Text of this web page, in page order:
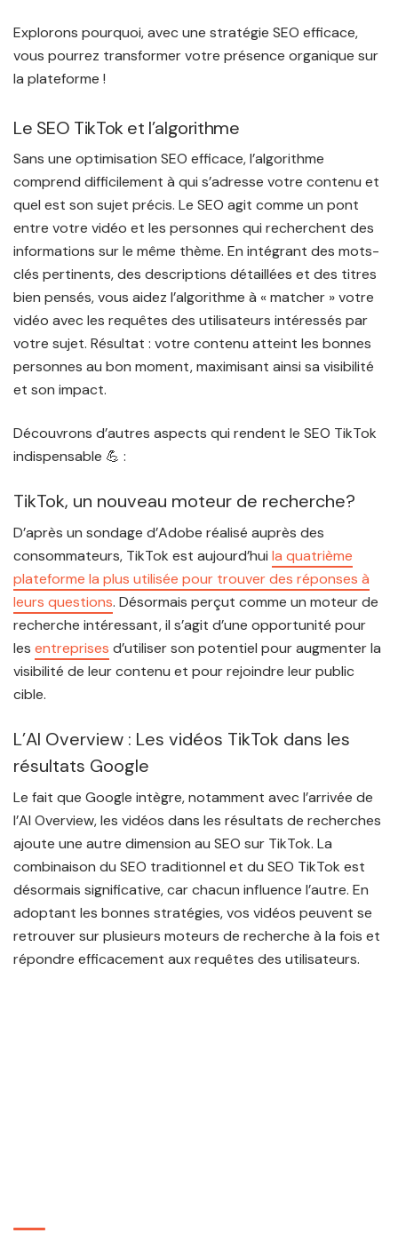
Explorons pourquoi, avec une stratégie SEO efficace,
vous pourrez transformer votre présence organique sur
la plateforme !
Le SEO TikTok et l’algorithme
Sans une optimisation SEO efficace, l’algorithme
comprend difficilement à qui s’adresse votre contenu et
quel est son sujet précis. Le SEO agit comme un pont
entre votre vidéo et les personnes qui recherchent des
informations sur le même thème. En intégrant des mots-
clés pertinents, des descriptions détaillées et des titres
bien pensés, vous aidez l’algorithme à « matcher » votre
vidéo avec les requêtes des utilisateurs intéressés par
votre sujet. Résultat : votre contenu atteint les bonnes
personnes au bon moment, maximisant ainsi sa visibilité
et son impact.
Découvrons d’autres aspects qui rendent le SEO TikTok
indispensable 💪 :
TikTok, un nouveau moteur de recherche?
D’après un sondage d’Adobe réalisé auprès des
consommateurs, TikTok est aujourd’hui la quatrième
plateforme la plus utilisée pour trouver des réponses à
leurs questions. Désormais perçut comme un moteur de
recherche intéressant, il s’agit d’une opportunité pour
les entreprises d’utiliser son potentiel pour augmenter la
visibilité de leur contenu et pour rejoindre leur public
cible.
L’AI Overview : Les vidéos TikTok dans les
résultats Google
Le fait que Google intègre, notamment avec l’arrivée de
l’AI Overview, les vidéos dans les résultats de recherches
ajoute une autre dimension au SEO sur TikTok. La
combinaison du SEO traditionnel et du SEO TikTok est
désormais significative,car chacun influence l’autre. En
adoptant les bonnes stratégies, vos vidéos peuvent se
retrouver sur plusieurs moteurs de recherche à la fois et
répondre efficacement aux requêtes des utilisateurs.